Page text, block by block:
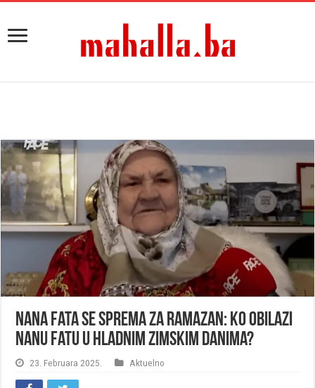
Nana Fata se sprema za Ramazan: Ko obilazi
nanu Fatu u hladnim zimskim danima?
23. Februara 2025. Aktuelno